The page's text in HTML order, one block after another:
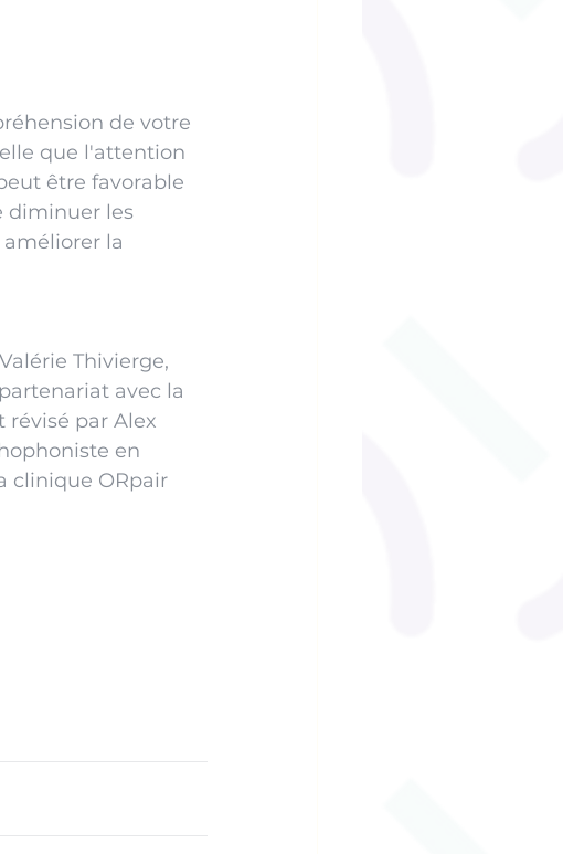
de votre
que l'attention
être favorable
diminuer les
la
Thivierge,
avec la
révisé par Alex
en
clinique ORpair